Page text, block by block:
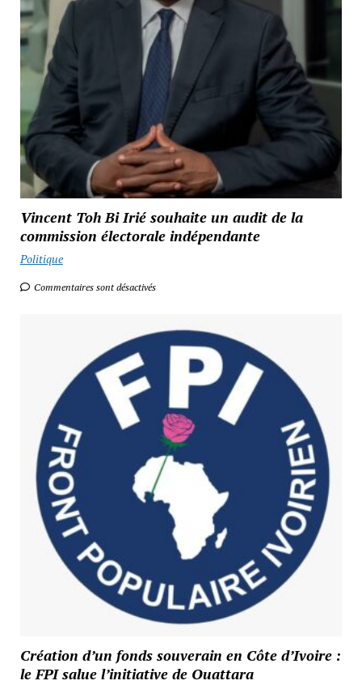
Vincent Toh Bi Irié souhaite un audit de la
commission électorale indépendante
Politique
Commentaires sont désactivés
Création d’un fonds souverain en Côte d’Ivoire :
le FPI salue l’initiative de Ouattara